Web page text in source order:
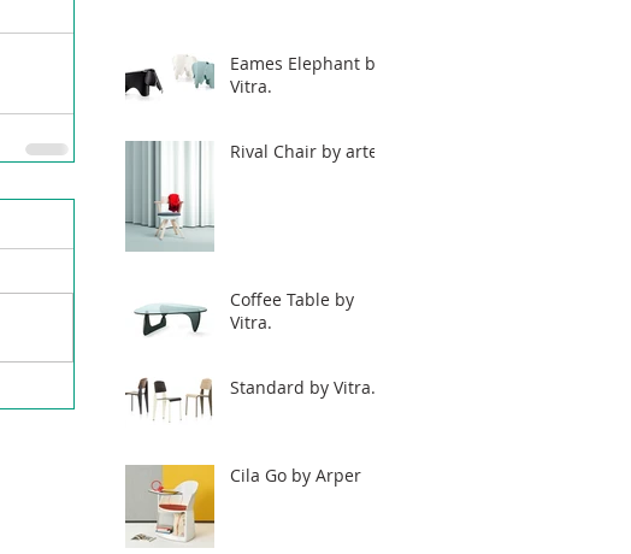
Eames Elephant by
Vitra.
Rival Chair by artek
Coffee Table by
Vitra.
Standard by Vitra.
Cila Go by Arper